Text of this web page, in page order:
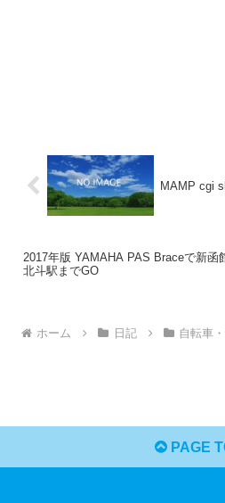
MAMP cgi
2017年版 YAMAHA PAS Braceで新函
北斗駅までGO
ホーム 日記 自転車
PAGE